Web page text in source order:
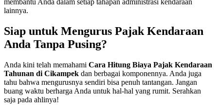
lainnya.
Siap untuk Mengurus Pajak Kendaraan
Anda Tanpa Pusing?
Anda kini telah memahami Cara Hitung Biaya Pajak Kendaraan
Tahunan di Cikampek dan berbagai komponennya. Anda juga
tahu bahwa mengurusnya sendiri bisa penuh tantangan. Jangan
buang waktu berharga Anda untuk hal-hal yang rumit. Serahkan
saja pada ahlinya!